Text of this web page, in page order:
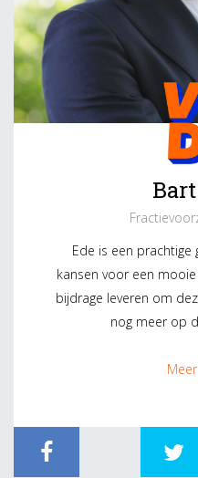
Ede is een prachtige
kansen voor een
bijdrage leveren om
nog meer op